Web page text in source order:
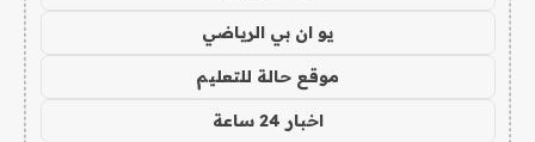
يو ان بي الرياضي
موقع حالة للتعليم
اخبار 24 ساعة